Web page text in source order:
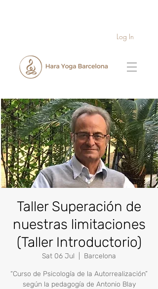
Log In
Taller Superación de
nuestras limitaciones
(Taller Introductorio)
Sat 06 Jul Barcelona
“Curso de Psicología de la Autorrealización”
según la pedagogía de Antonio Blay